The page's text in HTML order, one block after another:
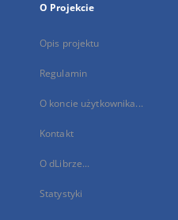
O Projekcie
Opis projektu
Regulamin
O koncie użytkownika...
Kontakt
O dLibrze...
Statystyki